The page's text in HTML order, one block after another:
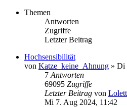
Themen
Antworten
Zugriffe
Letzter Beitrag
Hochsensibilität
von Katze_keine_Ahnung » Di
7 Antworten
69095 Zugriffe
Letzter Beitrag von
Mi 7. Aug 2024, 11:42